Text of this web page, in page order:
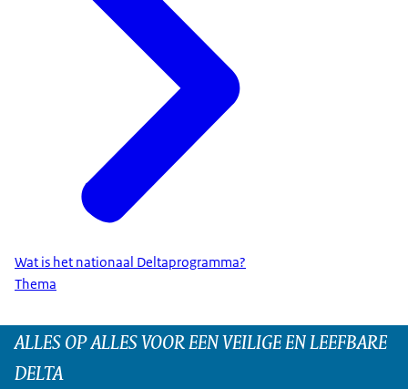
Wat is het nationaal Deltaprogramma?
Thema
ALLES OP ALLES VOOR EEN VEILIGE EN LEEFBARE
DELTA